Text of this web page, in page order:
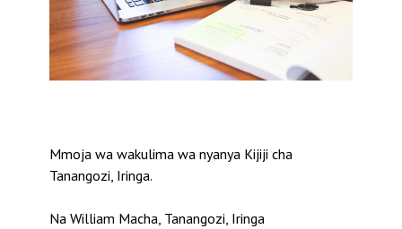
Mmoja wa wakulima wa nyanya Kijiji cha
Tanangozi, Iringa.
Na William Macha, Tanangozi, Iringa